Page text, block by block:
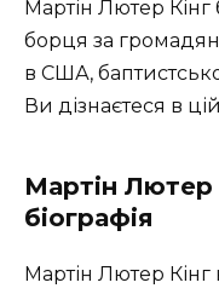
Мартін Лютер Кінг
борця за
в США,
Ви дізнаєтеся в цій
Мартін Лютер
біографія
Мартін Лютер Кінг